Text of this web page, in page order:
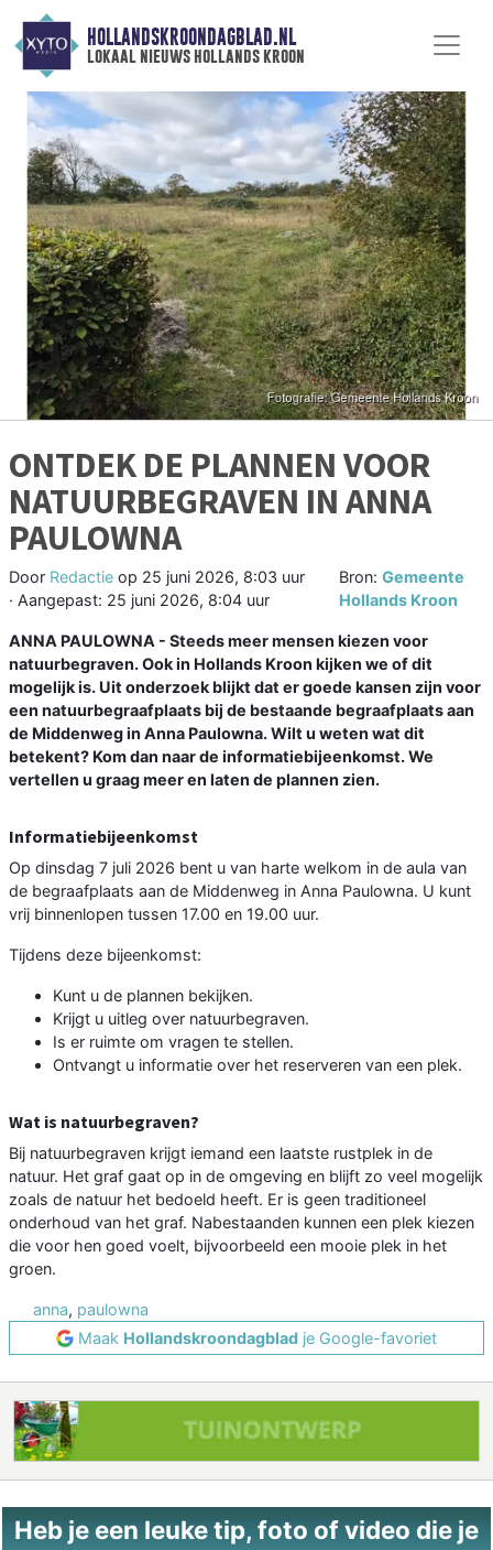
HOLLANDSKROONDAGBLAD.NL
lokaal nieuws hollands kroon
ONTDEK DE PLANNEN VOOR
NATUURBEGRAVEN IN ANNA
PAULOWNA
Door Redactie op 25 juni 2026, 8:03 uur
· Aangepast: 25 juni 2026, 8:04 uur
Bron: Gemeente
Hollands Kroon
ANNA PAULOWNA - Steeds meer mensen kiezen voor
natuurbegraven. Ook in Hollands Kroon kijken we of dit
mogelijk is. Uit onderzoek blijkt dat er goede kansen zijn voor
een natuurbegraafplaats bij de bestaande begraafplaats aan
de Middenweg in Anna Paulowna. Wilt u weten wat dit
betekent? Kom dan naar de informatiebijeenkomst. We
vertellen u graag meer en laten de plannen zien.
Informatiebijeenkomst
Op dinsdag 7 juli 2026 bent u van harte welkom in de aula van
de begraafplaats aan de Middenweg in Anna Paulowna. U kunt
vrij binnenlopen tussen 17.00 en 19.00 uur.
Tijdens deze bijeenkomst:
Kunt u de plannen bekijken.
Krijgt u uitleg over natuurbegraven.
Is er ruimte om vragen te stellen.
Ontvangt u informatie over het reserveren van een plek.
Wat is natuurbegraven?
Bij natuurbegraven krijgt iemand een laatste rustplek in de
natuur. Het graf gaat op in de omgeving en blijft zo veel mogelijk
zoals de natuur het bedoeld heeft. Er is geen traditioneel
onderhoud van het graf. Nabestaanden kunnen een plek kiezen
die voor hen goed voelt, bijvoorbeeld een mooie plek in het
groen.
anna, paulowna
Maak Hollandskroondagblad je Google-favoriet
Heb je een leuke tip, foto of video die je